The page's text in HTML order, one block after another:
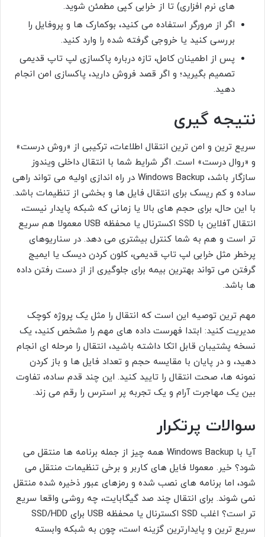
های نرم افزاری) تا از خرابی کپی مطمئن شوید.
اگر از مرورگر استفاده می کنید، بوکمارک ها و پروفایل را
بررسی کنید یا خروجی گرفته شده را وارد کنید.
پس از اطمینان کامل، تازه درباره پاکسازی لپ تاپ قدیمی
تصمیم بگیرید؛ و اگر قصد فروش دارید، پاکسازی امن انجام
دهید.
نتیجه گیری
سریع ترین و امن ترین انتقال اطلاعات، ترکیبی از «روش درست»
و «روال درست» است. اگر شرایط شما با انتقال داخلی ویندوز
سازگار باشد، Windows Backup در راه اندازی اولیه می تواند راهی
ساده و کم ریسک برای انتقال فایل ها و بخشی از تنظیمات باشد.
با این حال، برای حجم های بالا یا زمانی که شبکه پایدار نیست،
انتقال آفلاین با SSD اکسترنال یا محفظه USB معمولا هم سریع
تر است و هم به شما کنترل بیشتری می دهد. در سناریوهای
پرخطر مثل خرابی لپ تاپ قدیمی، کلون کردن دیسک یا ایمیج
گرفتن می تواند بهترین بیمه برای جلوگیری از از دست رفتن داده
ها باشد.
مهم ترین توصیه این است که انتقال را مثل یک پروژه کوچک
مدیریت کنید: ابتدا فهرست داده های مهم را مشخص کنید، یک
نسخه پشتیبان قابل اتکا داشته باشید، انتقال را مرحله ای انجام
دهید، و در پایان با مقایسه حجم و تعداد فایل ها و باز کردن
نمونه ها، صحت انتقال را تایید کنید. این چند قدم ساده، تفاوت
بین یک مهاجرت آرام و یک تجربه پر استرس را رقم می زند.
سوالات پرتکرار
آیا با Windows Backup همه چیز از جمله برنامه ها منتقل می
شود؟ خیر. معمولا فایل های کاربر و برخی تنظیمات منتقل می
شود، اما برنامه های نصب شده و رمزهای عبور ذخیره شده منتقل
نمی شوند. برای انتقال چند صد گیگابایت، چه روشی واقعا سریع
تر است؟ اغلب SSD اکسترنال یا محفظه USB برای SSD/HDD
سریع ترین و پایدارترین گزینه است، چون به شبکه وابسته